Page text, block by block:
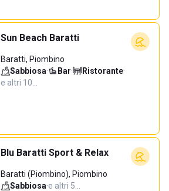
Sun Beach Baratti
Baratti, Piombino
Sabbiosa· Bar· Ristorante·
e altri 10…
Blu Baratti Sport & Relax
Baratti (Piombino), Piombino
Sabbiosa·e altri 5…